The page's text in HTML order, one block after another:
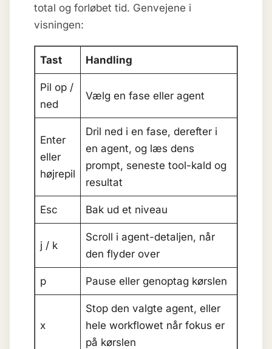
total og forløbet tid. Genvejene i
visningen:
Tast Handling
Pil op /
ned
Vælg en fase eller agent
Enter
eller
højrepil
Dril ned i en fase, derefter i
en agent, og læs dens
prompt, seneste tool-kald og
resultat
Esc Bak ud et niveau
j / k
Scroll i agent-detaljen, når
den flyder over
p Pause eller genoptag kørslen
x
Stop den valgte agent, eller
hele workflowet når fokus er
på kørslen